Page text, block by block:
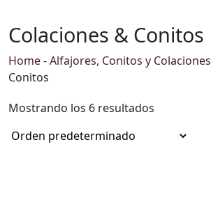
Colaciones & Conitos
Home-Alfajores, Conitos y Colaciones
Conitos
Mostrando los 6 resultados